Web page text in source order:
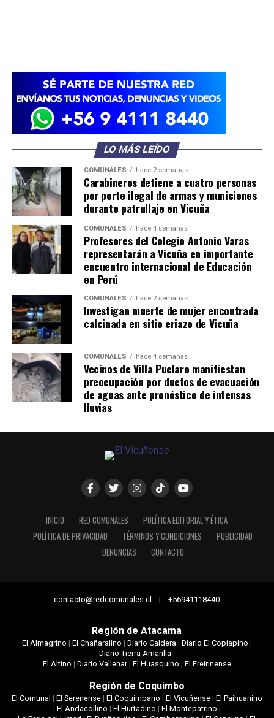
LO MÁS LEÍDO
COMUNALES hace 2 semanas
Carabineros detiene a cuatro personas
por porte ilegal de armas y municiones
durante patrullaje en Vicuña
COMUNALES hace 4 semanas
Profesores del Colegio Antonio Varas
representarán a Vicuña en importante
encuentro internacional de Educación
en Perú
COMUNALES hace 2 semanas
Investigan muerte de mujer encontrada
calcinada en sitio eriazo de Vicuña
COMUNALES hace 4 semanas
Vecinos de Villa Puclaro manifiestan
preocupación por ductos de evacuación
de aguas ante pronóstico de intensas
lluvias
INICIO RED COMUNALES
POLÍTICA EDITORIAL Y ÉTICA
POLÍTICA DE PRIVACIDAD
TÉRMINOS Y CONDICIONES
PUBLICIDAD
DENUNCIAS
CONTACTO
contacto@redcomunales.cl | +56941118440
Región de Atacama
El Almagrino | El Chañaralino | Diario Caldera| Diario El Copiapino |
Diario Tierra Amarilla|
El Altino | Diario Vallenar| El Huasquino | El Freirinense
Región de Coquimbo
El Comunal | El Serenense| El Coquimbano | El Vicuñense| El Paihuanino
| El Andacollino | El Hurtadino | El Montepatrino |